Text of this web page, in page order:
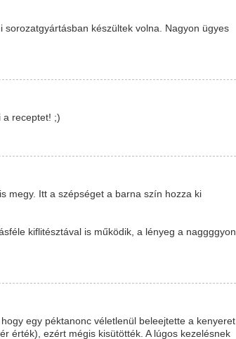
készültek volna. Nagyon ügyes
a receptet! ;)
megy. Itt a szépséget a barna szín hozza ki
kiflitésztával is működik, a lényeg a naggggyon
egy péktanonc véletlenül beleejtette a kenyeret
érték), ezért mégis kisütötték. A lúgos kezelésnek